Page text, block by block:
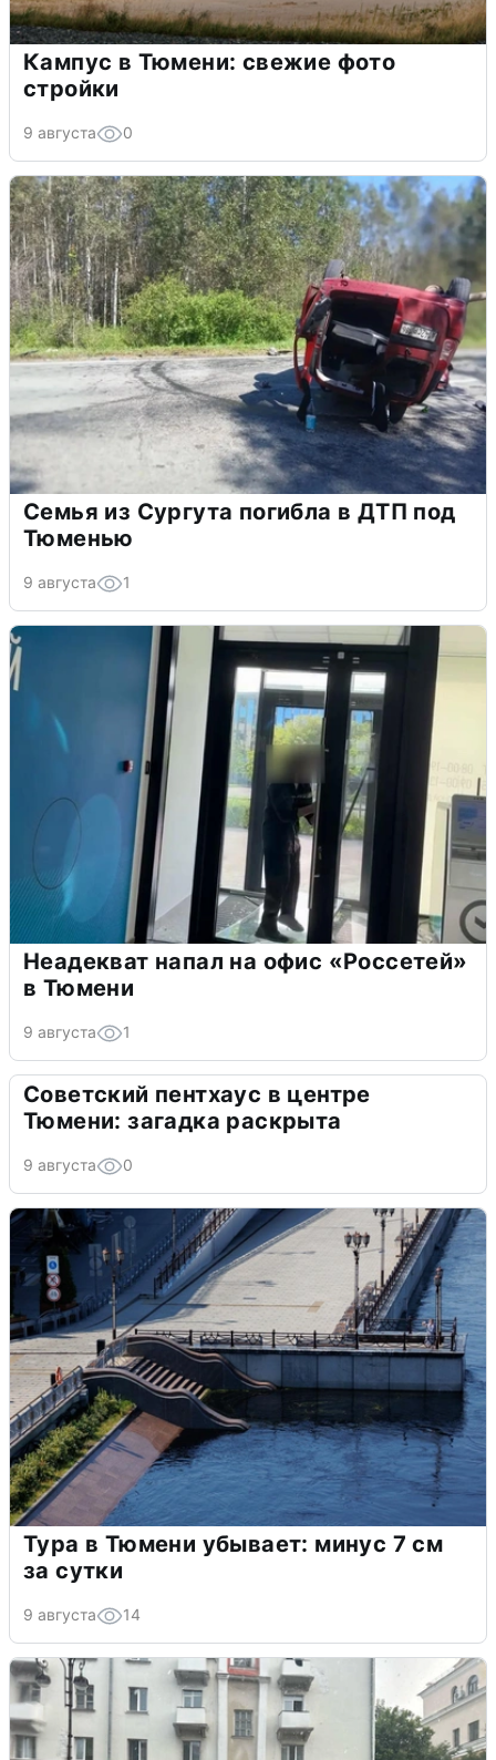
Кампус в Тюмени: свежие фото
стройки
9 августа 0
Семья из Сургута погибла в ДТП под
Тюменью
9 августа 1
Неадекват напал на офис «Россетей»
в Тюмени
9 августа 1
Советский пентхаус в центре
Тюмени: загадка раскрыта
9 августа 0
Тура в Тюмени убывает: минус 7 см
за сутки
9 августа 14